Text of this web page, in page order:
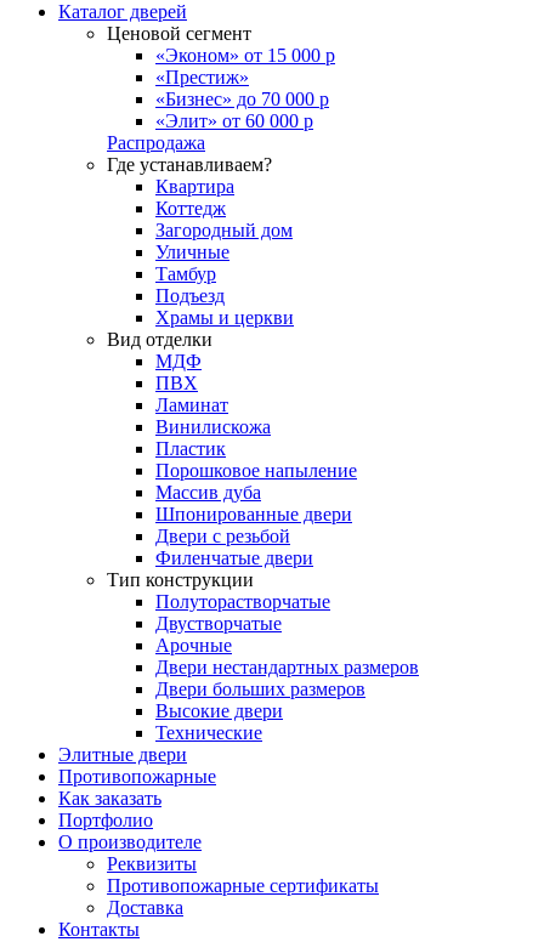
Каталог дверей
Ценовой сегмент
«Эконом» от 15 000 р
«Престиж»
«Бизнес» до 70 000 р
«Элит» от 60 000 р
Распродажа
Где устанавливаем?
Квартира
Коттедж
Загородный дом
Уличные
Тамбур
Подъезд
Храмы и церкви
Вид отделки
МДФ
ПВХ
Ламинат
Винилискожа
Пластик
Порошковое напыление
Массив дуба
Шпонированные двери
Двери с резьбой
Филенчатые двери
Тип конструкции
Полуторастворчатые
Двустворчатые
Арочные
Двери нестандартных размеров
Двери больших размеров
Высокие двери
Технические
Элитные двери
Противопожарные
Как заказать
Портфолио
О производителе
Реквизиты
Противопожарные сертификаты
Доставка
Контакты